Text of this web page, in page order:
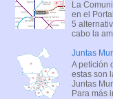
La
en el
5
cabo la
Juntas
A petición
estas son
Juntas
Para más